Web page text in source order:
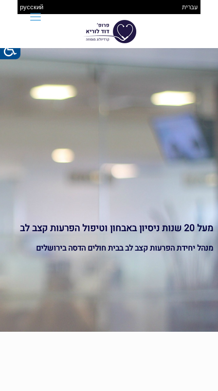
русский עברית
מעל 20 שנות ניסיון באבחון וטיפול הפרעות קצב לב
מנהל יחידת הפרעות קצב לב בבית חולים הדסה בירושלים